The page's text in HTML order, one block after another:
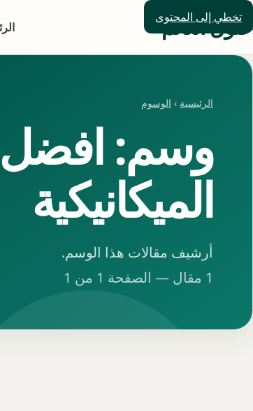
تخطي إلى المحتوى
حلول العالم
الرئيسية › الوسوم
وسم: افضل
الميكانيكية
أرشيف مقالات هذا الوسم.
1 مقال — الصفحة 1 من 1